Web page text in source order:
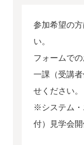
参加希望の
い。
フォームで
一課（受講
せください。
※システム・
付）見学会